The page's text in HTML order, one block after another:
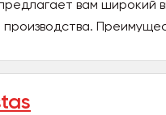
вам широкий
производства.